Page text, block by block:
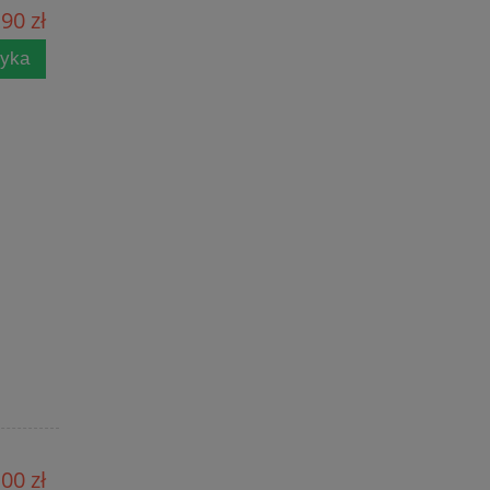
zł
zł